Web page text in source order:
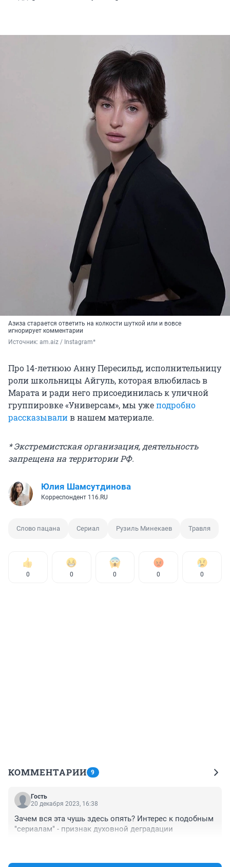
Азиза старается ответить на колкости шуткой или и вовсе
игнорирует комментарии
Источник: am.aiz / Instagram*
Про 14-летнюю Анну Пересильд, исполнительницу
роли школьницы Айгуль, которая влюбилась в
Марата и ради него присоединилась к уличной
группировке «Универсам», мы ужеподробно
рассказывалив нашем материале.
* Экстремистская организация, деятельность
запрещена на территории РФ.
Юлия Шамсутдинова
Корреспондент 116.RU
Слово пацана Сериал Рузиль Минекаев Травля
0 0 0 0 0
КОММЕНТАРИИ 9
Гость
20 декабря 2023, 16:38
Зачем вся эта чушь здесь опять? Интерес к подобным
"сериалам" - признак духовной деградации